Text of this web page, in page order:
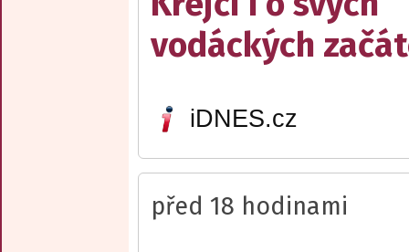
vodáckých
iDNES.cz
před 18 hodinami